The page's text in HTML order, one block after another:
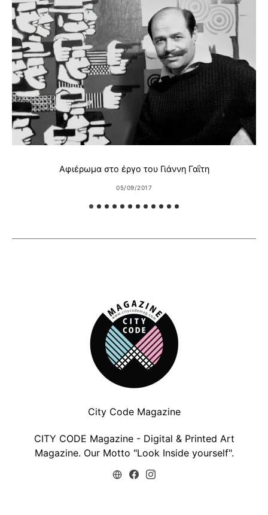
Αφιέρωμα στο έργο του Γιάννη Γαΐτη
05/09/2017
City Code Magazine
CITY CODE Magazine - Digital & Printed Art
Magazine. Our Motto "Look Inside yourself".